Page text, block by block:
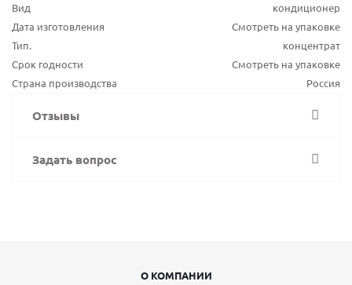
Вид
кондиционер
Дата изготовления
Смотреть на упаковке
Тип.
концентрат
Срок годности
Смотреть на упаковке
Страна производства
Россия
Отзывы
Задать вопрос
О КОМПАНИИ